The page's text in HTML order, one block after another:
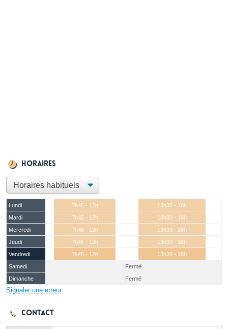
Horaires
Lundi 7h45 - 12h
13h30 - 18h
Mardi
7h45 - 12h
13h30 - 18h
Mercredi
7h45 - 12h
13h30 - 18h
Jeudi
7h45 - 12h
13h30 - 18h
Vendredi
7h45 - 12h
13h30 - 18h
Samedi
Fermé
Dimanche
Fermé
Signaler une erreur
Contact